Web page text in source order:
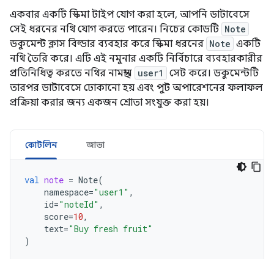
একবার একটি স্কিমা টাইপ যোগ করা হলে, আপনি ডাটাবেসে
সেই ধরনের নথি যোগ করতে পারেন। নিচের কোডটি Note
ডকুমেন্ট ক্লাস বিল্ডার ব্যবহার করে স্কিমা ধরনের Note একটি
নথি তৈরি করে। এটি এই নমুনার একটি নির্বিচারে ব্যবহারকারীর
প্রতিনিধিত্ব করতে নথির নামস্থান user1
সেট করে। ডকুমেন্টটি
তারপর ডাটাবেসে ঢোকানো হয় এবং পুট অপারেশনের ফলাফল
প্রক্রিয়া করার জন্য একজন শ্রোতা সংযুক্ত করা হয়।
কোটলিন জাভা
val note = Note(
namespace="user1" ,
id="noteId" ,
score=10,
text="Buy fresh fruit"
)